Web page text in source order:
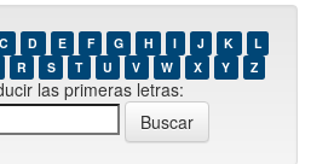
C D E F G H I J K
L
R S T U V W X Y Z
las primeras letras: